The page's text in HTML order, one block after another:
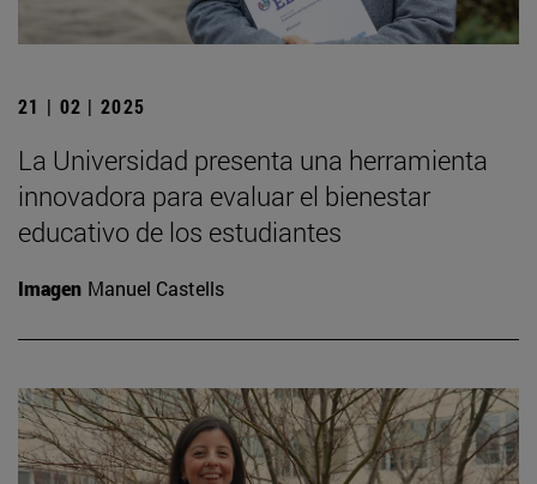
21 | 02 | 2025
La Universidad presenta una herramienta
innovadora para evaluar el bienestar
educativo de los estudiantes
Imagen Manuel Castells